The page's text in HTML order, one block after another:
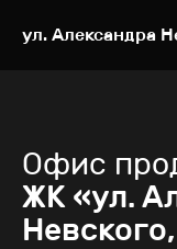
ул. Александра
Офис
ЖК «ул.